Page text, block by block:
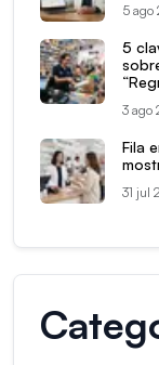
5 ago
5
3 ago
Fila
31 jul